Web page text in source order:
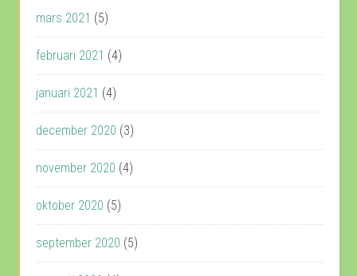
mars 2021 (5)
februari 2021 (4)
januari 2021 (4)
december 2020 (3)
november 2020 (4)
oktober 2020 (5)
september 2020 (5)